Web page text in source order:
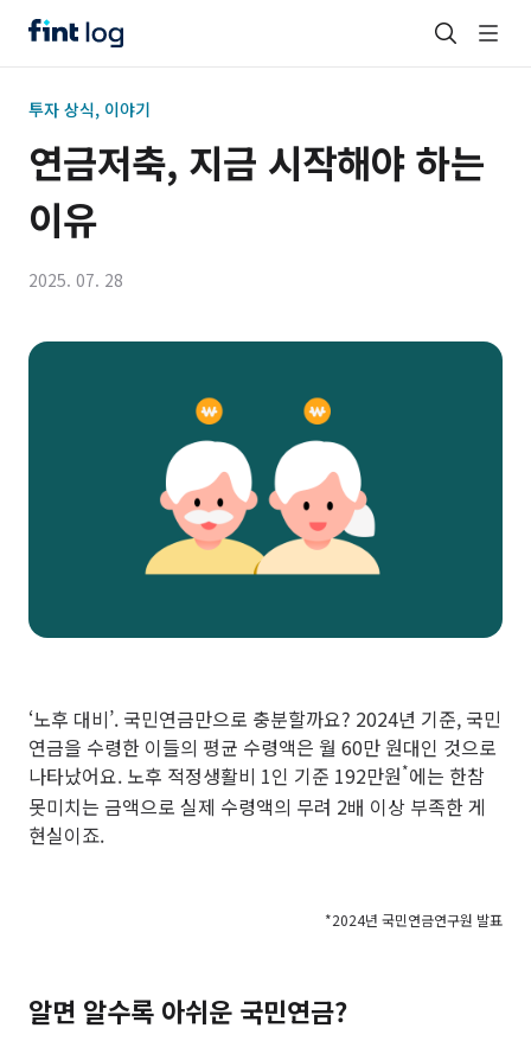
투자 상식, 이야기
연금저축, 지금 시작해야 하는
이유
2025. 07. 28
‘노후 대비’. 국민연금만으로 충분할까요? 2024년 기준, 국민
연금을 수령한 이들의 평균 수령액은 월 60만 원대인 것으로
나타났어요. 노후 적정생활비 1인 기준 192만원*에는 한참
못미치는 금액으로 실제 수령액의 무려 2배 이상 부족한 게
현실이죠.
*2024년 국민연금연구원 발표
알면 알수록 아쉬운 국민연금?